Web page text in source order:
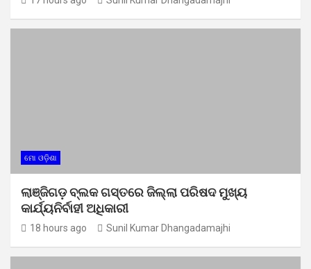
ମୋ ଓଡ଼ିଶା
ଲାଞ୍ଜିଗଡ଼ ବ୍ଲକ ଗସ୍ତରେ ଜିଲ୍ଲା ପରିଷଦ ମୁଖ୍ୟ
କାର୍ଯ୍ୟନିର୍ବାହୀ ଅଧିକାରୀ
18 hours ago Sunil Kumar Dhangadamajhi